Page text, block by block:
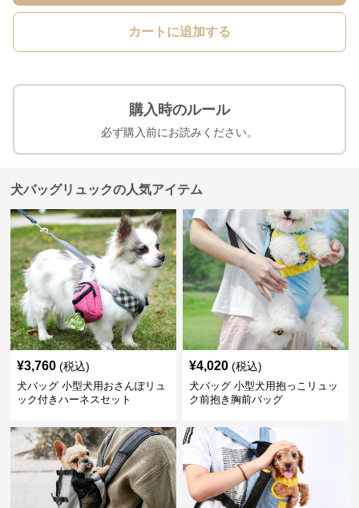
カートに追加する
購入時のルール
必ず購入前にお読みください。
犬バッグリュックの人気アイテム
¥3,760 (税込)
犬バッグ 小型犬用おさんぽリュ
ック付きハーネスセット
¥4,020 (税込)
犬バッグ 小型犬用抱っこリュッ
ク前抱き胸前バッグ